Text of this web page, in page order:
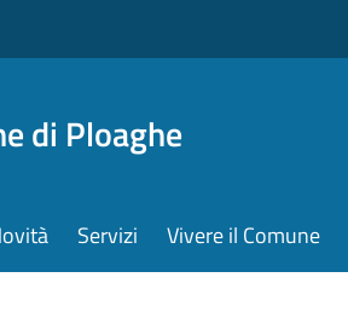
di Ploaghe
Servizi Vivere il Comune